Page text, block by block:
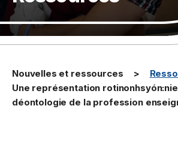
Nouvelles et ressources
Une représentation
déontologie de la profession